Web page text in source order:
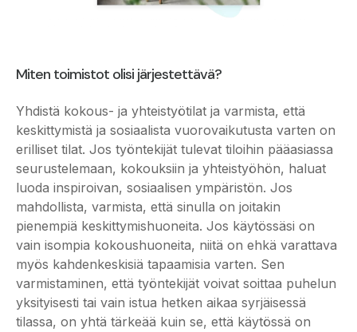
Miten toimistot olisi järjestettävä?
Yhdistä kokous- ja yhteistyötilat ja varmista, että
keskittymistä ja sosiaalista vuorovaikutusta varten on
erilliset tilat. Jos työntekijät tulevat tiloihin pääasiassa
seurustelemaan, kokouksiin ja yhteistyöhön, haluat
luoda inspiroivan, sosiaalisen ympäristön. Jos
mahdollista, varmista, että sinulla on joitakin
pienempiä keskittymishuoneita. Jos käytössäsi on
vain isompia kokoushuoneita, niitä on ehkä varattava
myös kahdenkeskisiä tapaamisia varten. Sen
varmistaminen, että työntekijät voivat soittaa puhelun
yksityisesti tai vain istua hetken aikaa syrjäisessä
tilassa, on yhtä tärkeää kuin se, että käytössä on